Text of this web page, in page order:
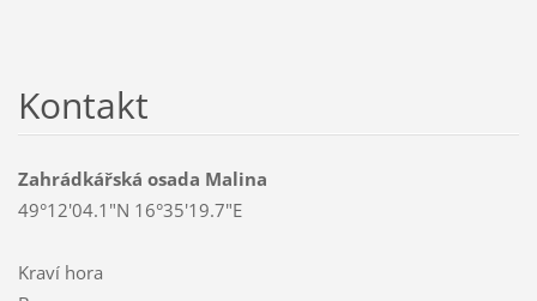
Kontakt
Zahrádkářská osada Malina
49°12'04.1"N 16°35'19.7"E
Kraví hora